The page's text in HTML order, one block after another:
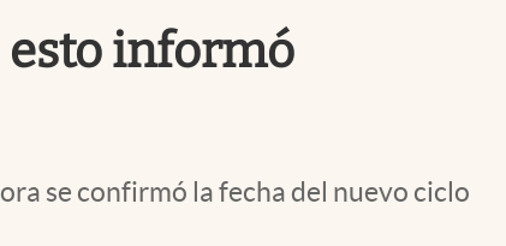
esto informó
se confirmó la fecha del nuevo ciclo